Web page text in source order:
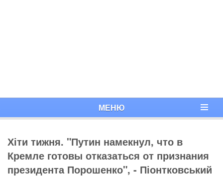
МЕНЮ
Хіти тижня. "Путин намекнул, что в
Кремле готовы отказаться от признания
президента Порошенко", - Піонтковський